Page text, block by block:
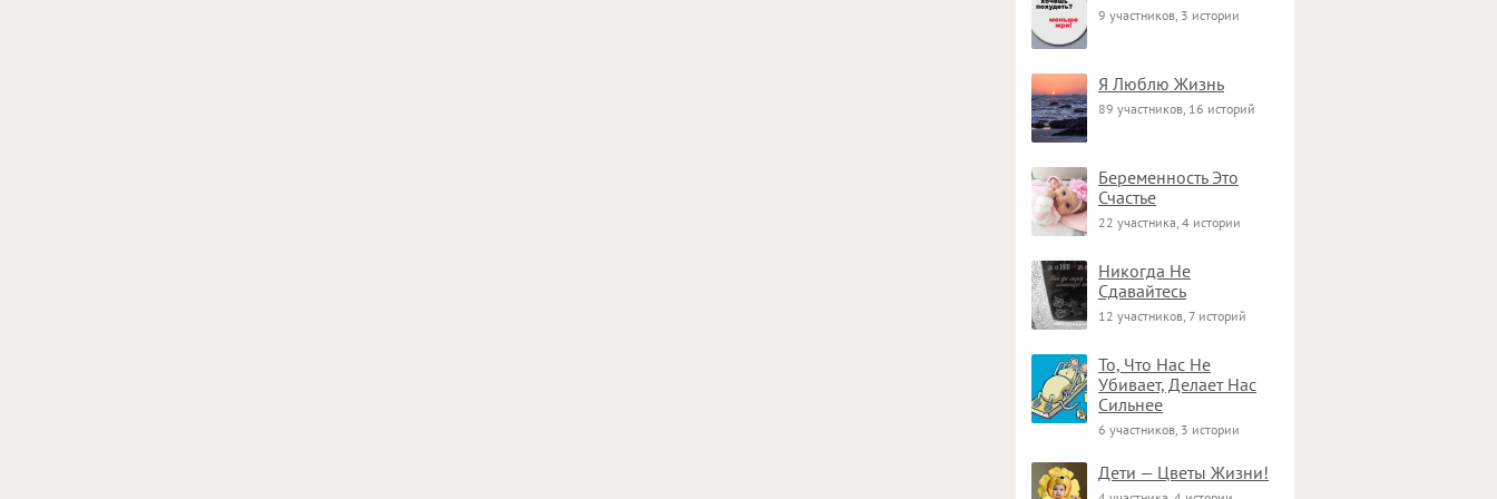
9 участников, 3 истории
Я Люблю Жизнь
89 участников, 16 историй
Беременность Это
Счастье
22 участника, 4 истории
Никогда Не
Сдавайтесь
12 участников, 7 историй
То, Что Нас Не
Убивает, Делает Нас
Сильнее
6 участников, 3 истории
Дети — Цветы Жизни!